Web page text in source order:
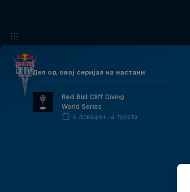
Дел од овој серијал на настани
Red Bull Cliff Diving
World Series
6 локации на турата